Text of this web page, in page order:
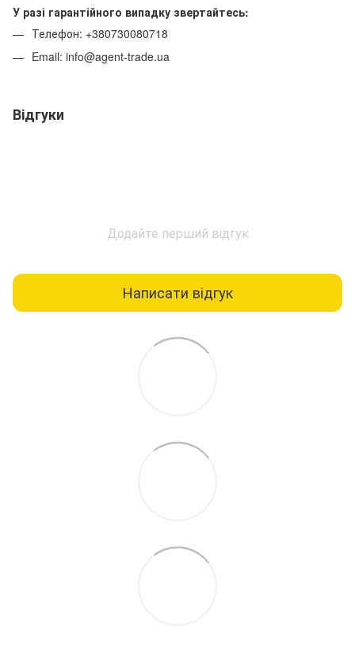
У разі гарантійного випадку звертайтесь:
Телефон: +380730080718
Email: info@agent-trade.ua
Відгуки
Додайте перший відгук
Написати відгук